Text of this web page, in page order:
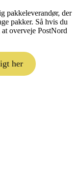
pakkeleverandør, der
pakker. Så hvis du
overveje PostNord
her